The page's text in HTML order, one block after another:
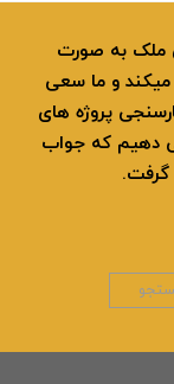
پیش فروش ملک به صورت
تهران فعالیت میکند و ما سعی
پروژه های
دهیم که جواب
گرفت.